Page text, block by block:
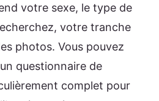
votre sexe, le type de
votre tranche
photos. Vous pouvez
questionnaire de
complet pour